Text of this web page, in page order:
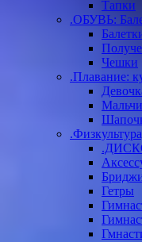
Тапки
.ОБУВЬ:
Чешки
.Плавание:
Гетры